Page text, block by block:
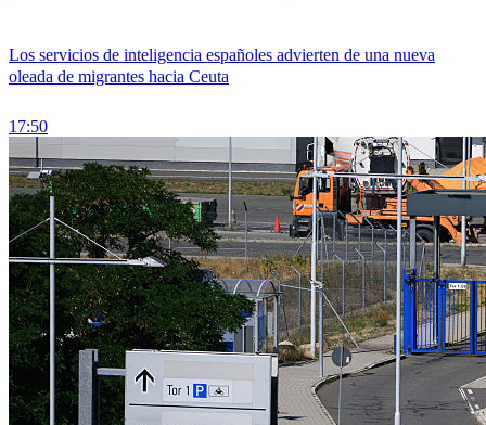
Los servicios de inteligencia españoles advierten de una nueva
oleada de migrantes hacia Ceuta
17:50